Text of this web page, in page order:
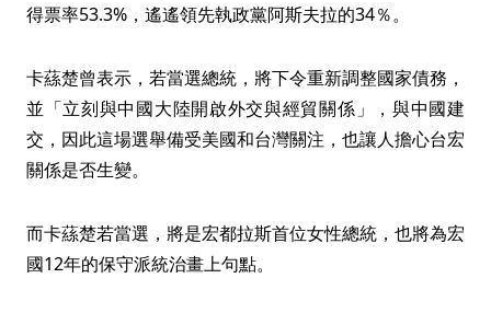
得票率53.3%，遙遙領先執政黨阿斯夫拉的34％。
卡蕬楚曾表示，若當選總統，將下令重新調整國家債務，
並「立刻與中國大陸開啟外交與經貿關係」，與中國建
交，因此這場選舉備受美國和台灣關注，也讓人擔心台宏
關係是否生變。
而卡蕬楚若當選，將是宏都拉斯首位女性總統，也將為宏
國12年的保守派統治畫上句點。